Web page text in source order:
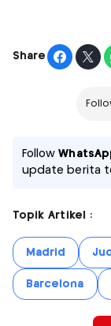
Share
Follow
update berita
Topik Artikel :
Madrid
Barcelona